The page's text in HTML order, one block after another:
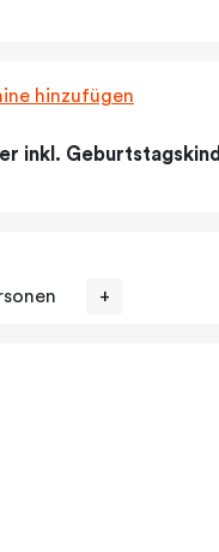
hinzufügen
inkl. Geburtstagskind
+